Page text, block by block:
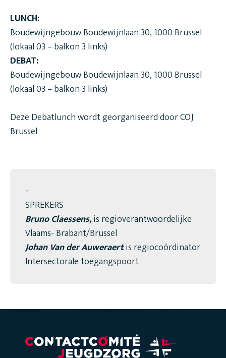
LUNCH:
Boudewijngebouw Boudewijnlaan 30, 1000 Brussel
(lokaal 03 – balkon 3 links)
DEBAT:
Boudewijngebouw Boudewijnlaan 30, 1000 Brussel
(lokaal 03 – balkon 3 links)
Deze Debatlunch wordt georganiseerd door COJ
Brussel
-
SPREKERS
Bruno Claessens,is regioverantwoordelijke
Vlaams- Brabant/Brussel
Johan Van der Auweraertis regiocoördinator
Intersectorale toegangspoort